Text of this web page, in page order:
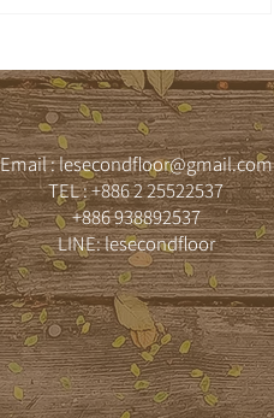
Email :lesecondfloor@gmail.com
TEL : +886 2 25522537
+886 938892537
LINE: lesecondfloor